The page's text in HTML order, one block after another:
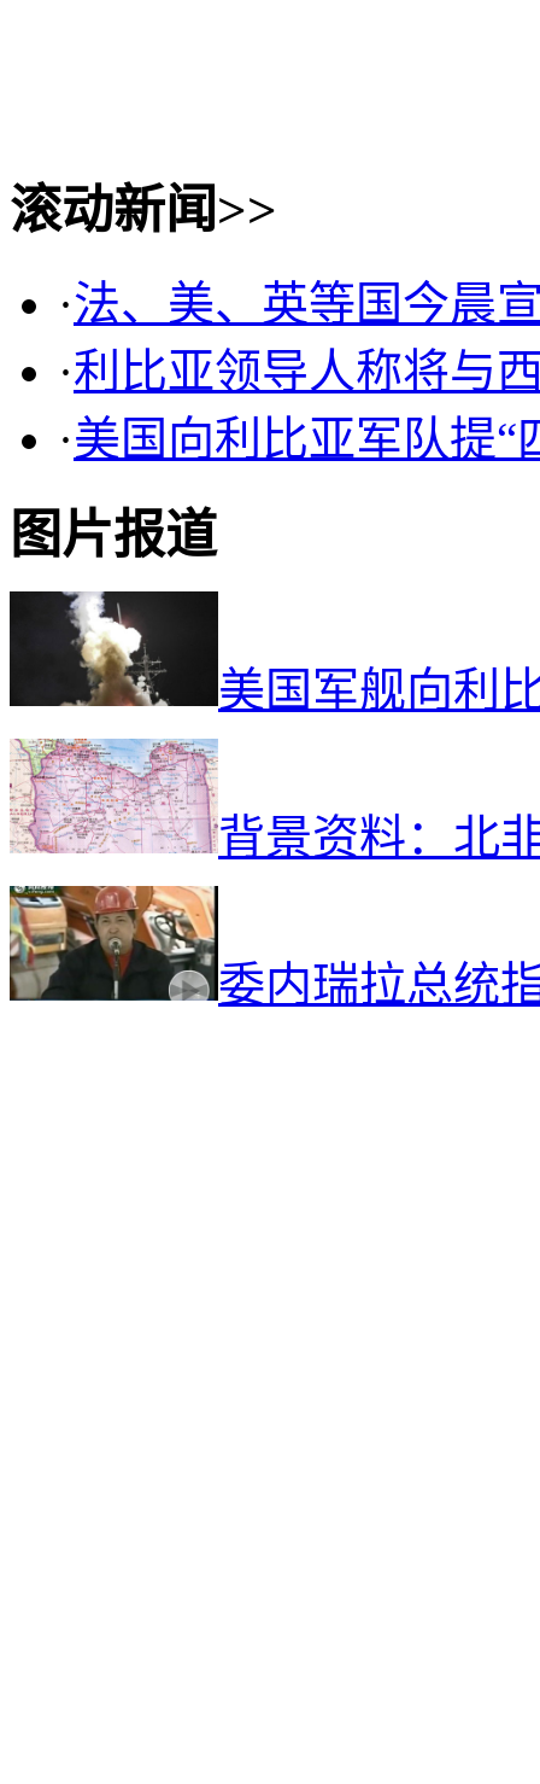
滚动新闻>>
·法、美、英等国今晨
·利比亚领导人称将与
·美国向利比亚军队提“
图片报道
美国军舰向利
背景资料：北
委内瑞拉总统